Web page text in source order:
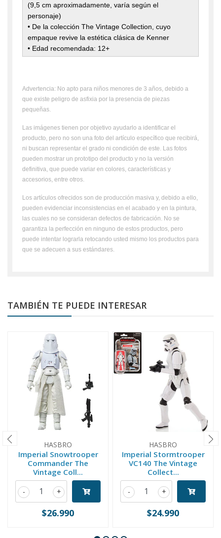
(9,5 cm aproximadamente, varía según el
personaje)
• De la colección The Vintage Collection, cuyo
empaque revive la estética clásica de Kenner
• Edad recomendada: 12+
Advertencia: No apto para niños menores de 3 años, debido a
que existe peligro de asfixia por la presencia de piezas
pequeñas.
Las imágenes tienen por objetivo ayudarlo a identificar el
producto, pero no son una foto del artículo específico que recibirá,
ni buscan representar el grado ni condición de este. Las fotos
pueden mostrar un prototipo del producto y no la versión
definitiva, que puede variar en colores, características y
accesorios, entre otros.
Los artículos ofrecidos son de producción masiva y, debido a ello,
pueden evidenciar inconsistencias en el acabado y en la pintura,
las cuales no se consideran defectos de fabricación. No se
garantiza la perfección en ninguno de estos productos, pero
puede intentar lograrla retocando usted mismo los productos para
que se adecuen a sus estándares.
TAMBIÉN TE PUEDE INTERESAR
HASBRO
Imperial Snowtrooper
Commander The
Vintage Coll...
+
-
$26.990
HASBRO
Imperial Stormtrooper
VC140 The Vintage
Collect...
+
-
$24.990